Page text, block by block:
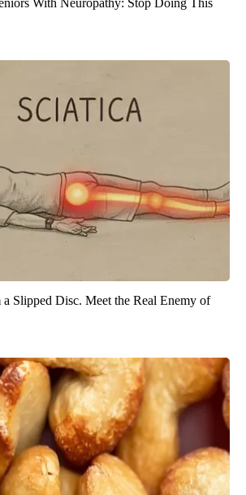
Slipped Disc. Meet the Real Enemy of